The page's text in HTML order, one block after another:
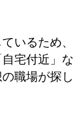
いるため、
自宅付近」な
職場が探し